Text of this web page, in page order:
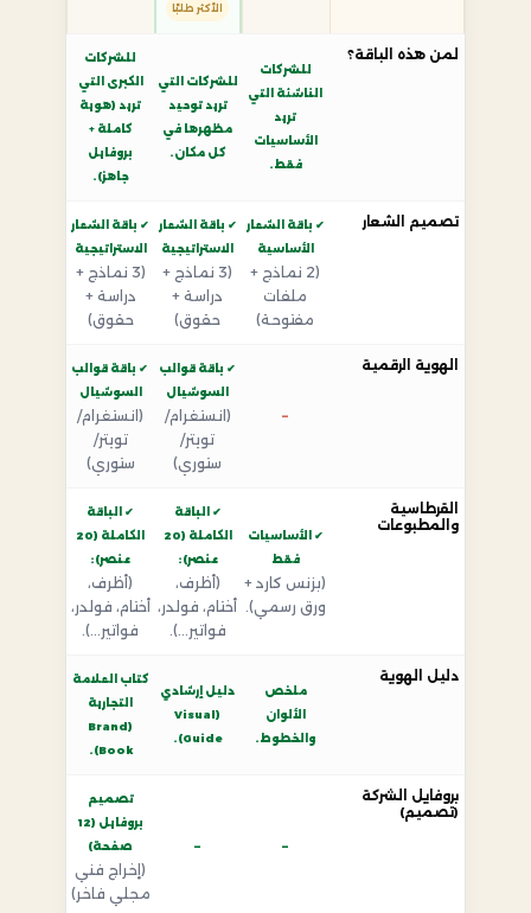
الأكثر طلبًا
لمن هذه الباقة؟
للشركات
الناشئة التي
تريد
الأساسيات
فقط.
للشركات التي
تريد توحيد
مظهرها في
كل مكان.
للشركات
الكبرى التي
تريد (هوية
كاملة +
بروفايل
جاهز).
تصميم الشعار
✔ باقة الشعار
الأساسية
(2 نماذج +
ملفات
مفتوحة)
✔ باقة الشعار
الاستراتيجية
(3 نماذج +
دراسة +
حقوق)
✔ باقة الشعار
الاستراتيجية
(3 نماذج +
دراسة +
حقوق)
الهوية الرقمية
—
✔ باقة قوالب
السوشيال
(انستغرام/
تويتر/
ستوري)
✔ باقة قوالب
السوشيال
(انستغرام/
تويتر/
ستوري)
القرطاسية
والمطبوعات
✔ الأساسيات
فقط
(بزنس كارد +
ورق رسمي).
✔ الباقة
الكاملة (20
عنصر):
(أظرف،
أختام، فولدر،
فواتير...).
✔ الباقة
الكاملة (20
عنصر):
(أظرف،
أختام، فولدر،
فواتير...).
دليل الهوية
ملخص
الألوان
والخطوط.
دليل إرشادي
(Visual
Guide).
كتاب العلامة
التجارية
(Brand
Book).
بروفايل الشركة
(تصميم)
—
—
تصميم
بروفايل (12
صفحة)
(إخراج فني
مجلي فاخر)